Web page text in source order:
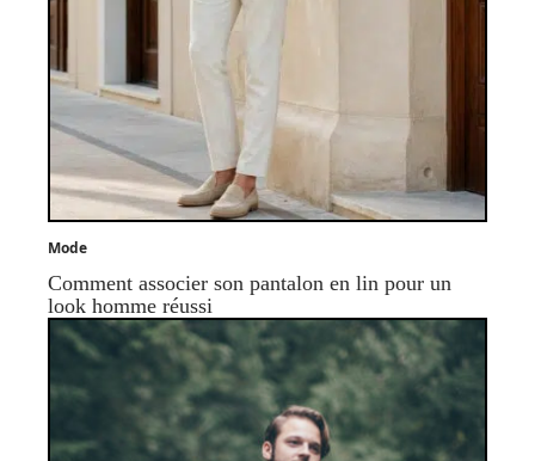
Mode
Comment associer son pantalon en lin pour un
look homme réussi